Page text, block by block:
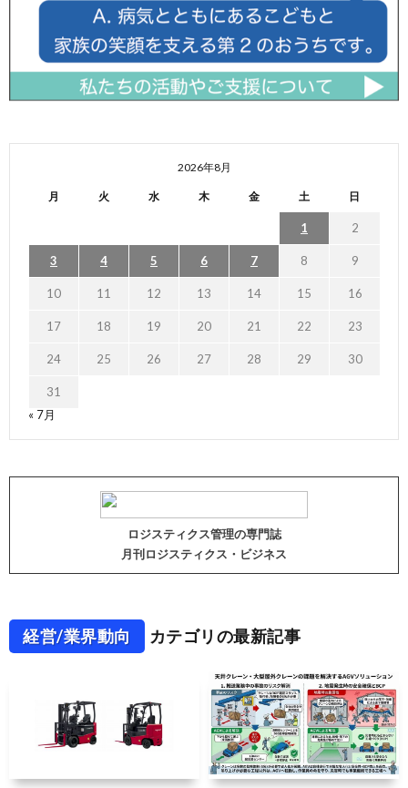
2026年8月
月 火 水 木 金 土 日
1 2
3 4 5 6 7 8 9
10 11 12 13 14 15 16
17 18 19 20 21 22 23
24 25 26 27 28 29 30
31
« 7月
ロジスティクス管理の専門誌
月刊ロジスティクス・ビジネス
経営/業界動向 カテゴリの最新記事